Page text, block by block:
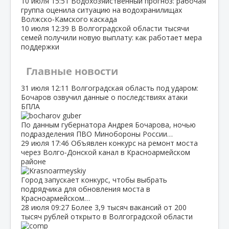
группа оценила ситуацию на водохранилищах
Волжско‑Камского каскада
10 июля 12:39 В Волгоградской области тысячи
семей получили новую выплату: как работает мера
поддержки
Главные новости
31 июля 12:11 Волгоградская область под ударом:
Бочаров озвучил данные о последствиях атаки
БПЛА
По данным губернатора Андрея Бочарова, ночью
подразделения ПВО Минобороны России…
29 июля 17:46 Объявлен конкурс на ремонт моста
через Волго‑Донской канал в Красноармейском
районе
Город запускает конкурс, чтобы выбрать
подрядчика для обновления моста в
Красноармейском…
28 июля 09:27 Более 3,9 тысяч вакансий от 200
тысяч рублей открыто в Волгоградской области